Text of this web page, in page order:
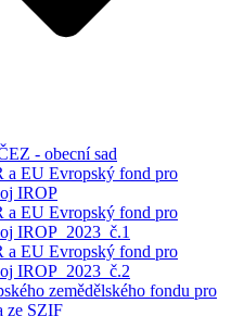
- obecní sad
a EU Evropský fond pro
IROP
a EU Evropský fond pro
IROP_2023_č.1
a EU Evropský fond pro
IROP_2023_č.2
zemědělského fondu pro
ze SZIF